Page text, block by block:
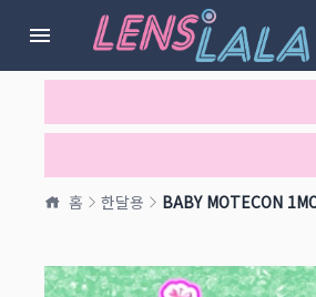
홈 한달용 BABY MOTECON